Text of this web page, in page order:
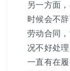
另一方面
时候会不
劳动合同
况不好处
一直有在